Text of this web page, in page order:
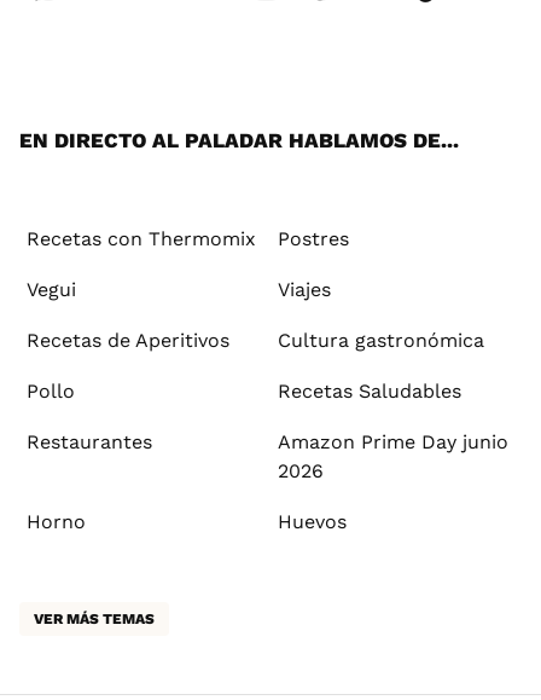
EN DIRECTO AL PALADAR HABLAMOS DE...
Recetas con Thermomix Postres
Vegui Viajes
Recetas de Aperitivos Cultura gastronómica
Pollo Recetas Saludables
Restaurantes
Amazon Prime Day junio
2026
Horno Huevos
VER MÁS TEMAS